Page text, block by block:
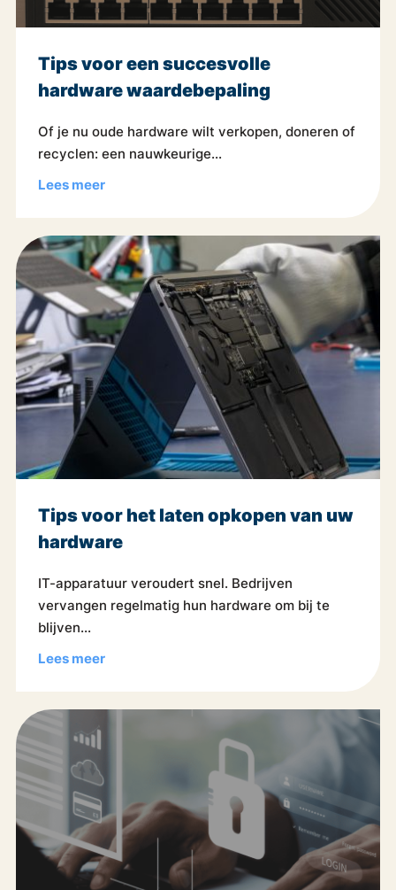
Tips voor een succesvolle
hardware waardebepaling
Of je nu oude hardware wilt verkopen, doneren of
recyclen: een nauwkeurige...
Lees meer
Tips voor het laten opkopen van uw
hardware
IT-apparatuur veroudert snel. Bedrijven
vervangen regelmatig hun hardware om bij te
blijven...
Lees meer